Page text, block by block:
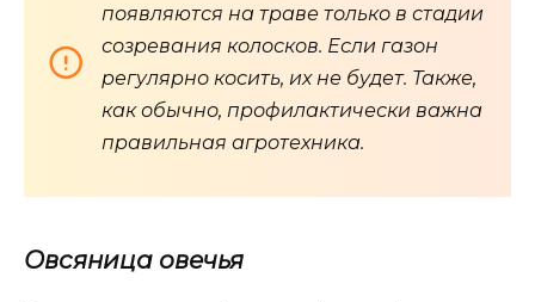
появляются на траве только в стадии
созревания колосков. Если газон
регулярно косить, их не будет. Также,
как обычно, профилактически важна
правильная агротехника.
Овсяница овечья